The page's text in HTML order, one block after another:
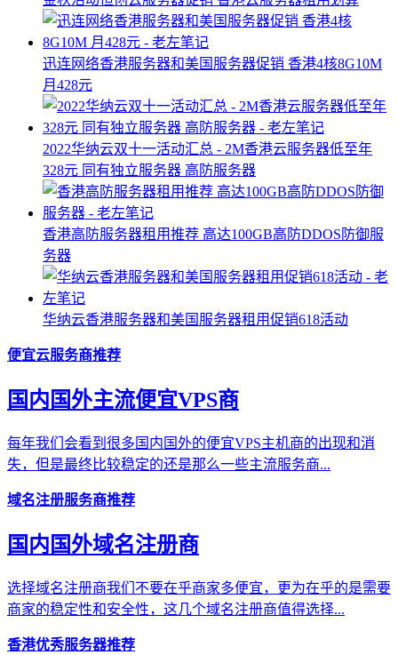
迅连网络香港服务器和美国服务器促销 香港4核8G10M
月428元
2022华纳云双十一活动汇总 - 2M香港云服务器低至年
328元 同有独立服务器 高防服务器
香港高防服务器租用推荐 高达100GB高防DDOS防御服
务器
华纳云香港服务器和美国服务器租用促销618活动
便宜云服务商推荐
国内国外主流便宜VPS商
每年我们会看到很多国内国外的便宜VPS主机商的出现和消
失，但是最终比较稳定的还是那么一些主流服务商...
域名注册服务商推荐
国内国外域名注册商
选择域名注册商我们不要在乎商家多便宜，更为在乎的是需要
商家的稳定性和安全性，这几个域名注册商值得选择...
香港优秀服务器推荐